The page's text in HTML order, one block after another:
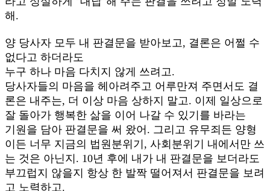
해.
양 당사자 모두 내 판결문을 받아보고, 결론은 어쩔 수
없다고 하더라도
누구 하나 마음 다치지 않게 쓰려고.​
당사자들의 마음을 헤아려주고 어루만져 주면서도 결
론은 내주는, 더 이상 마음 상하지 말고. 이제 일상으로
잘 돌아가 행복한 삶을 이어 나갈 수 있기를 바라는
기원을 담아 판결문을 써 왔어. 그리고 유무죄든 양형
이든 너무 지금의 법원분위기, 사회분위기 내에서만 쓰
는 것은 아닌지. 10년 후에 내가 내 판결문을 보더라도
부끄럽지 않을지 항상 한 발짝 떨어져서 판결문을 보려
고 노력하고.